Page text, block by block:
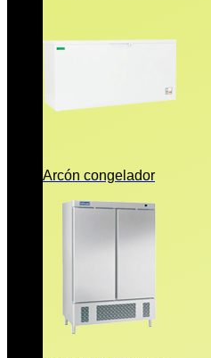
Arcón congelador